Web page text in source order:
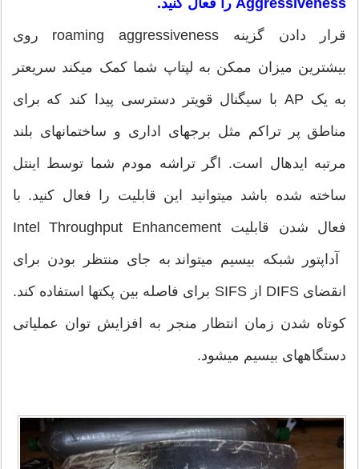
Aggressiveness را فعال کنید.
قرار دادن گزینه roaming aggressiveness روی
بیشترین میزان ممکن به لپتاپ شما کمک می‎کند سریع‎تر
به یک AP با سیگنال قوی‎تر دسترسی پیدا کند که برای
مناطق پر تراکم مثل برج‎های اداری و ساختمان‎های بلند
مرتبه ایده‎ال است. اگر تراشه مودم شما توسط اینتل
ساخته شده باشد می‎توانید این قابلیت را فعال کنید. با
فعال شدن قابلیت Intel Throughput Enhancement
آداپتور شبکه بی‎سیم می‎تواند به جای منتظر بودن برای
انقضای DIFS از SIFS برای فاصله بین پکتها استفاده کند.
کوتاه شدن زمان انتظار منجر به افزایش توان عملیاتی
دستگاه‎های بی‎سیم می‎شود.